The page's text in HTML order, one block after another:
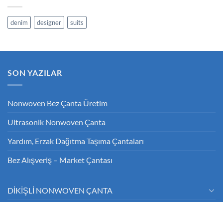
denim designer suits
SON YAZILAR
Nonwoven Bez Çanta Üretim
Ultrasonik Nonwoven Çanta
Yardım, Erzak Dağıtma Taşıma Çantaları
Bez Alışveriş – Market Çantası
DİKİŞLİ NONWOVEN ÇANTA